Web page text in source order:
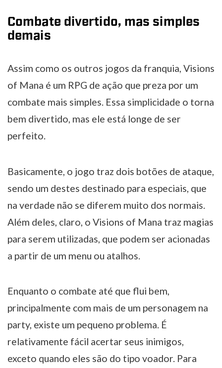
Combate divertido, mas simples
demais
Assim como os outros jogos da franquia, Visions
of Mana é um RPG de ação que preza por um
combate mais simples. Essa simplicidade o torna
bem divertido, mas ele está longe de ser
perfeito.
Basicamente, o jogo traz dois botões de ataque,
sendo um destes destinado para especiais, que
na verdade não se diferem muito dos normais.
Além deles, claro, o Visions of Mana traz magias
para serem utilizadas, que podem ser acionadas
a partir de um menu ou atalhos.
Enquanto o combate até que flui bem,
principalmente com mais de um personagem na
party, existe um pequeno problema. É
relativamente fácil acertar seus inimigos,
exceto quando eles são do tipo voador. Para